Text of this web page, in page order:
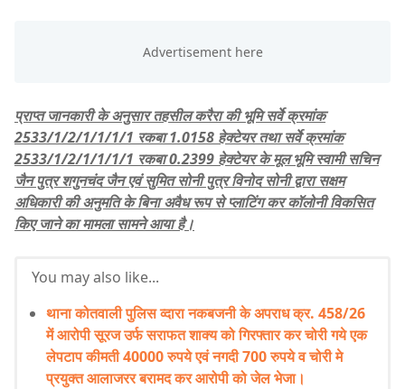
प्राप्त जानकारी के अनुसार तहसील करैरा की भूमि सर्वे क्रमांक
2533/1/2/1/1/1/1 रकबा 1.0158 हेक्टेयर तथा सर्वे क्रमांक
2533/1/2/1/1/1/1 रकबा 0.2399 हेक्टेयर के मूल भूमि स्वामी सचिन
जैन पुत्र शगुनचंद जैन एवं सुमित सोनी पुत्र विनोद सोनी द्वारा सक्षम
अधिकारी की अनुमति के बिना अवैध रूप से प्लाटिंग कर कॉलोनी विकसित
किए जाने का मामला सामने आया है।
You may also like...
थाना कोतवाली पुलिस व्दारा नकबजनी के अपराध क्र. 458/26
में आरोपी सूरज उर्फ सराफत शाक्य को गिरफ्तार कर चोरी गये एक
लेपटाप कीमती 40000 रुपये एवं नगदी 700 रुपये व चोरी मे
प्रयुक्त आलाजरर बरामद कर आरोपी को जेल भेजा।